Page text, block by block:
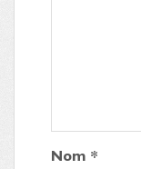
Nom *